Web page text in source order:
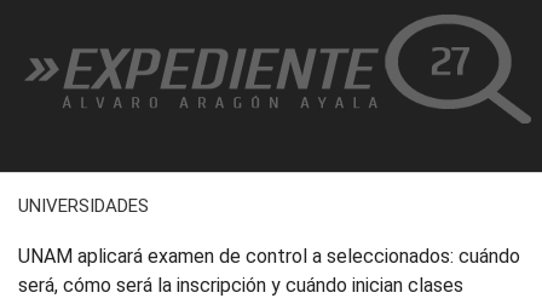
UNIVERSIDADES
UNAM aplicará examen de control a seleccionados: cuándo
será, cómo será la inscripción y cuándo inician clases